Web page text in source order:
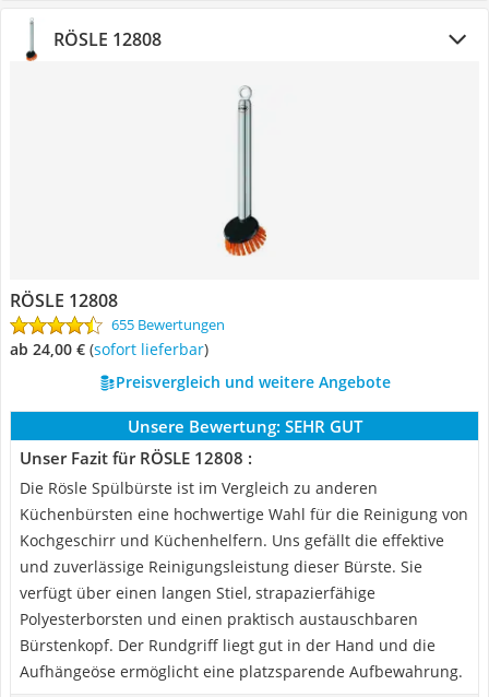
RÖSLE 12808
RÖSLE 12808
655 Bewertungen
ab 24,00 € ( Sofort lieferbar)
Preisvergleich und weitere Angebote
Unsere Bewertung: SEHR GUT
Unser Fazit für RÖSLE 12808 :
Die Rösle Spülbürste ist im Vergleich zu anderen
Küchenbürsten eine hochwertige Wahl für die Reinigung von
Kochgeschirr und Küchenhelfern. Uns gefällt die effektive
und zuverlässige Reinigungsleistung dieser Bürste. Sie
verfügt über einen langen Stiel, strapazierfähige
Polyesterborsten und einen praktisch austauschbaren
Bürstenkopf. Der Rundgriff liegt gut in der Hand und die
Aufhängeöse ermöglicht eine platzsparende Aufbewahrung.